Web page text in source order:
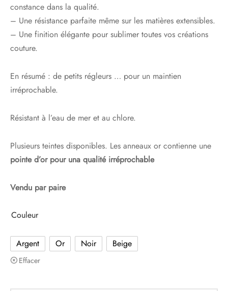
constance dans la qualité.
– Une résistance parfaite même sur les matières extensibles.
– Une finition élégante pour sublimer toutes vos créations
couture.
En résumé : de petits régleurs … pour un maintien
irréprochable.
Résistant à l’eau de mer et au chlore.
Plusieurs teintes disponibles. Les anneaux or contienne une
pointe d’or pour una qualité irréprochable
Vendu par paire
Couleur
Argent Or Noir Beige
Effacer